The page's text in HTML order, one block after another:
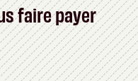
faire payer